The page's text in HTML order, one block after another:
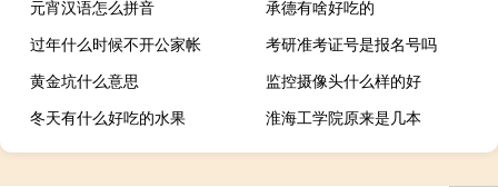
元宵汉语怎么拼音
承德有啥好吃的
过年什么时候不开公家帐
考研准考证号是报名号吗
黄金坑什么意思
监控摄像头什么样的好
冬天有什么好吃的水果
淮海工学院原来是几本